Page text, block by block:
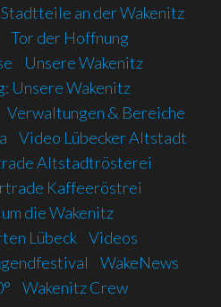
Stadtteile an der Wakenitz
Tor der Hoffnung
Unsere Wakenitz
Unsere Wakenitz
Verwaltungen & Bereiche
Video Lübecker Altstadt
Altstadtrösterei
Kaffeeröstrei
die Wakenitz
Lübeck Videos
WakeNews
Wakenitz Crew